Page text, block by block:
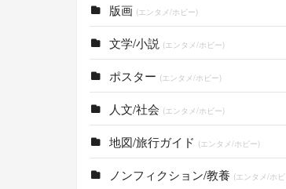
版画 (エンタメ/ホビー)
文学/小説 (エンタメ/ホビー)
ポスター (エンタメ/ホビー)
人文/社会 (エンタメ/ホビー)
地図/旅行ガイド (エンタメ/ホビー)
ノンフィクション/教養 (エンタメ/ホビ